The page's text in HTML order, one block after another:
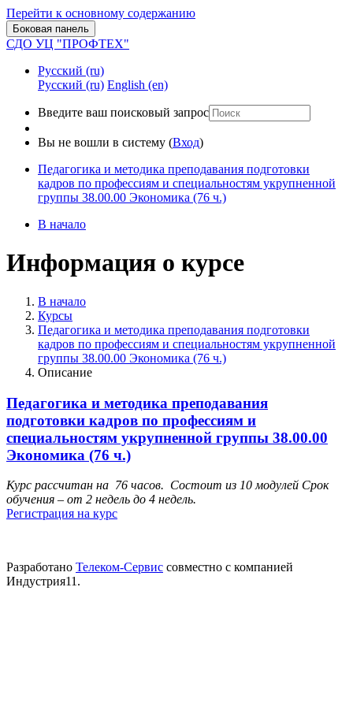
Перейти к основному содержанию
Боковая панель
СДО УЦ "ПРОФТЕХ"
Русский ‎(ru)‎
Русский ‎(ru)‎ English ‎(en)‎
Введите ваш поисковый запрос
Вы не вошли в систему (Вход)
Педагогика и методика преподавания подготовки
кадров по профессиям и специальностям укрупненной
группы 38.00.00 Экономика (76 ч.)
В начало
Информация о курсе
В начало
Курсы
Педагогика и методика преподавания подготовки
кадров по профессиям и специальностям укрупненной
группы 38.00.00 Экономика (76 ч.)
Описание
Педагогика и методика преподавания
подготовки кадров по профессиям и
специальностям укрупненной группы 38.00.00
Экономика (76 ч.)
Курс рассчитан на 76 часов. Состоит из 10 модулей Срок
обучения – от 2 недель до 4 недель.
Регистрация на курс
Разработано Телеком-Сервис совместно с компанией
Индустрия11.